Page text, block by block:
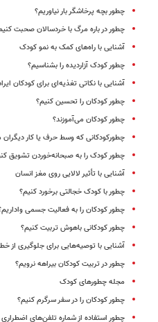
چطور بچه پرخاشگر بار نیاوریم؟
چطور در باره مرگ با خردسالان صحبت
آشنایی با راه‌های کمک به نمو کودک
چطور کودک ‌آزاردیده را بشناسیم؟
آشنایی با نکاتی تغذیه‌ای برای کودکان
چطور کودکان را تحسین کنیم؟
چطور کودکان می‌آموزند؟
چطورکودکانی که وسط حرف یا کار دیگران
چطور کودک را به صبحانه‌خوردن تشویق
آشنایی با تأثیر لالایی روی مغز انسان
چطور با کودک خجالتی برخورد کنیم؟
چطور کودکان را به فعالیت جسمی
چطور کودکانی باهوش تربیت کنیم؟
آشنایی با توصیه‌هایی برای جلوگیری از
چطور در تربیت کودکان بیراهه نرویم؟
مجله چطورهای کودک
چطور کودکان را در سفر سرگرم کنیم؟
چطور استفاده از شماره‌ تلفن‌های